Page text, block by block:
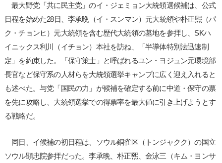
最大野党「共に民主党」のイ・ジェミョン大統領選候補は、公式
日程を始めた28日、李承晩（イ・スンマン）元大統領や朴正煕（パ
ク・チョンヒ）元大統領を含む歴代大統領の墓地を参拝し、SKハ
イニックス利川（イチョン）本社を訪ね、「半導体特別法迅速制
定」を約束した。「保守策士」と呼ばれるユン・ヨジュン元環境部
長官など保守系の人材らを大統領選挙キャンプに広く迎え入れると
も述べた。与党「国民の力」が候補を確定する前に中道・保守の票
を先に攻略し、大統領選挙での得票率を最大値に引き上げようとす
る戦略だ。
同日、イ候補の初日程は、ソウル銅雀区（トンジャクク）の国立
ソウル顕忠院参拝だった。李承晩、朴正煕、金泳三（キム・ヨンサ